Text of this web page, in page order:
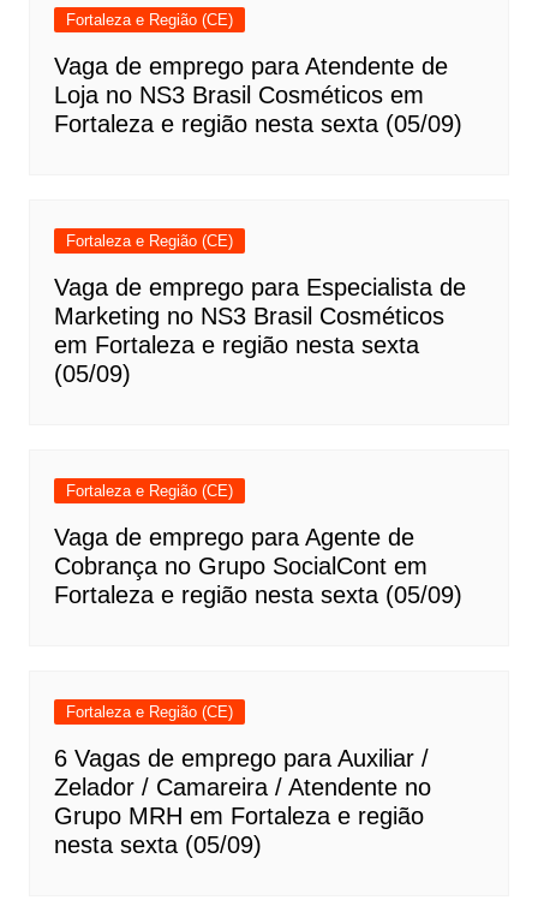
Fortaleza e Região (CE)
Vaga de emprego para Atendente de
Loja no NS3 Brasil Cosméticos em
Fortaleza e região nesta sexta (05/09)
Fortaleza e Região (CE)
Vaga de emprego para Especialista de
Marketing no NS3 Brasil Cosméticos
em Fortaleza e região nesta sexta
(05/09)
Fortaleza e Região (CE)
Vaga de emprego para Agente de
Cobrança no Grupo SocialCont em
Fortaleza e região nesta sexta (05/09)
Fortaleza e Região (CE)
6 Vagas de emprego para Auxiliar /
Zelador / Camareira / Atendente no
Grupo MRH em Fortaleza e região
nesta sexta (05/09)